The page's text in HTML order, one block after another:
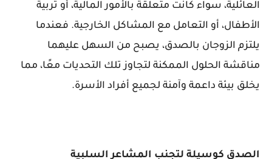
العائلية، سواء كانت متعلقة بالأمور المالية، أو تربية
الأطفال، أو التعامل مع المشاكل الخارجية. فعندما
يلتزم الزوجان بالصدق، يصبح من السهل عليهما
مناقشة الحلول الممكنة لتجاوز تلك التحديات معًا، مما
يخلق بيئة داعمة وآمنة لجميع أفراد الأسرة.
الصدق كوسيلة لتجنب المشاعر السلبية